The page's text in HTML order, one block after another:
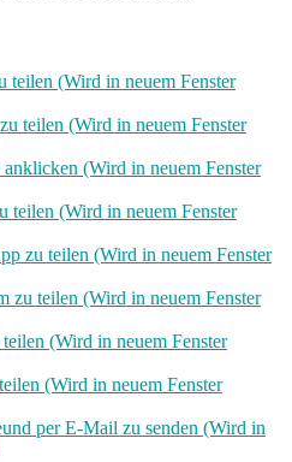
(Wird in neuem Fenster
teilen (Wird in neuem Fenster
(Wird in neuem Fenster
teilen (Wird in neuem Fenster
zu teilen (Wird in neuem Fenster
zu teilen (Wird in neuem Fenster
(Wird in neuem Fenster
(Wird in neuem Fenster
per E-Mail zu senden (Wird in